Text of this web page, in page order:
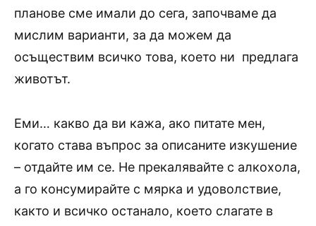
планове сме имали до сега, започваме да
мислим варианти, за да можем да
осъществим всичко това, което ни предлага
животът.
Еми… какво да ви кажа, ако питате мен,
когато става въпрос за описаните изкушение
– отдайте им се. Не прекалявайте с алкохола,
а го консумирайте с мярка и удоволствие,
както и всичко останало, което слагате в